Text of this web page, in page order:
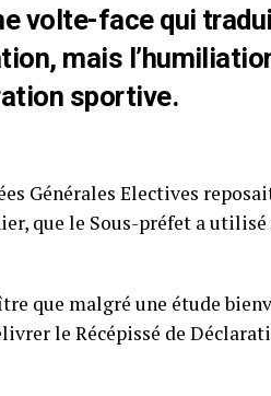
volte-face qui
mais
sportive.
Générales Electives
que le Sous-préfet a
que malgré une étude
le Récépissé de